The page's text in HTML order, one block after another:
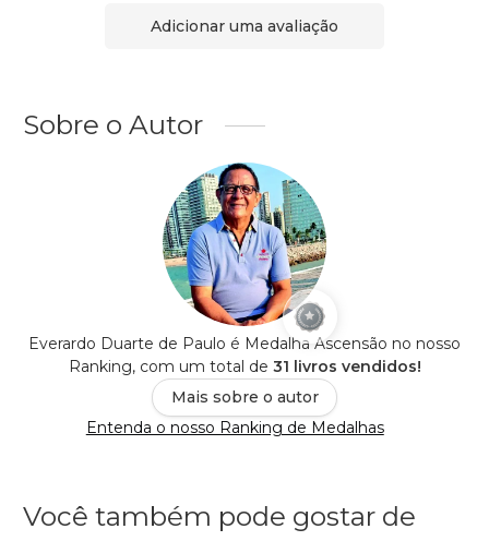
Adicionar uma avaliação
Sobre o Autor
Everardo Duarte de Paulo é Medalha Ascensão no nosso
Ranking, com um total de 31 livros vendidos!
Mais sobre o autor
Entenda o nosso Ranking de Medalhas
Você também pode gostar de